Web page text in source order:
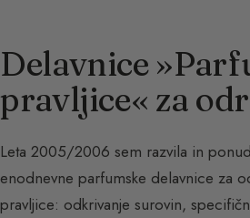
Delavnice
pravljice« za
Leta 2005/2006 sem razvila in
enodnevne parfumske delavnice za
pravljice: odkrivanje surovin,